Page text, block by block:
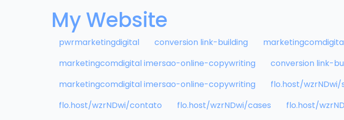
My Website
pwrmarketingdigital conversion link-building
marketingcomdigital imersao-online-copywriting
conversion link-
marketingcomdigital imersao-online-copywriting
flo.host/wzrNDwi/
flo.host/wzrNDwi/contato
flo.host/wzrNDwi/cases flo.host/